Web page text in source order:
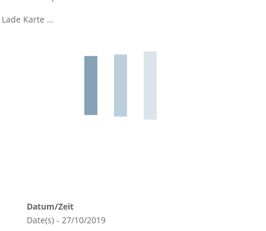
Lade Karte ...
Datum/Zeit
Date(s) - 27/10/2019